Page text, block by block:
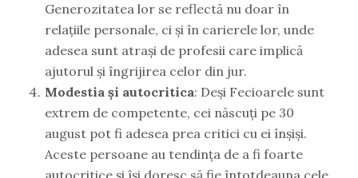
Generozitatea lor se reflectă nu doar în
relațiile personale, ci și în carierele lor, unde
adesea sunt atrași de profesii care implică
ajutorul și îngrijirea celor din jur.
Modestia și autocritica: Deși Fecioarele sunt
extrem de competente, cei născuți pe 30
august pot fi adesea prea critici cu ei înșiși.
Aceste persoane au tendința de a fi foarte